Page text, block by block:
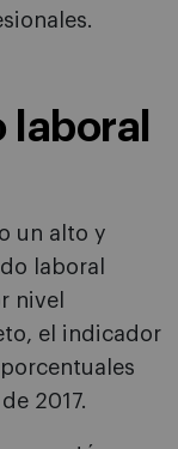
laboral
un alto y
laboral
nivel
el indicador
2017.